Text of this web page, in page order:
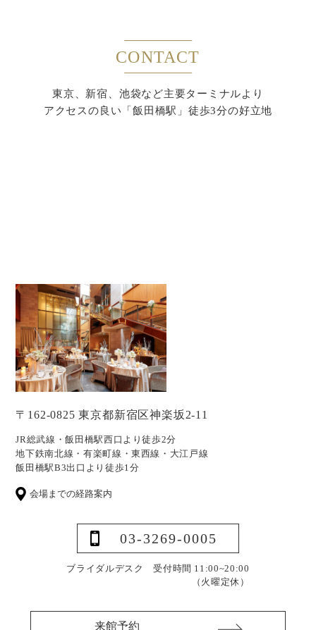
CONTACT
東京、新宿、池袋など主要ターミナルより
アクセスの良い「飯田橋駅」徒歩3分の好立地
〒162-0825 東京都新宿区神楽坂2-11
JR総武線・飯田橋駅西口より徒歩2分
地下鉄南北線・有楽町線・東西線・大江戸線
飯田橋駅B3出口より徒歩1分
会場までの経路案内
03-3269-0005
ブライダルデスク 受付時間 11:00~20:00
（火曜定休）
来館予約